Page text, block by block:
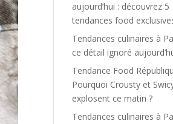
aujourd’hui : découvrez 5
tendances food
Tendances culinaires à
ce détail ignoré
Tendance Food
Pourquoi Crousty et
explosent ce matin ?
Tendances culinaires à